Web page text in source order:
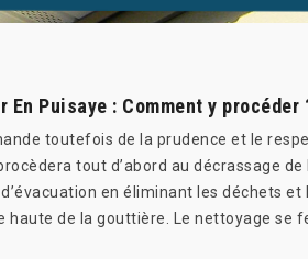
Puisaye : Comment y procéder
toutefois de la prudence et le
tout d’abord au décrassage de
en éliminant les déchets et
de la gouttière. Le nettoyage se